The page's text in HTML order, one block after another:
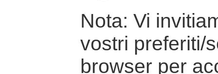
Nota: Vi
vostri preferiti/
browser per